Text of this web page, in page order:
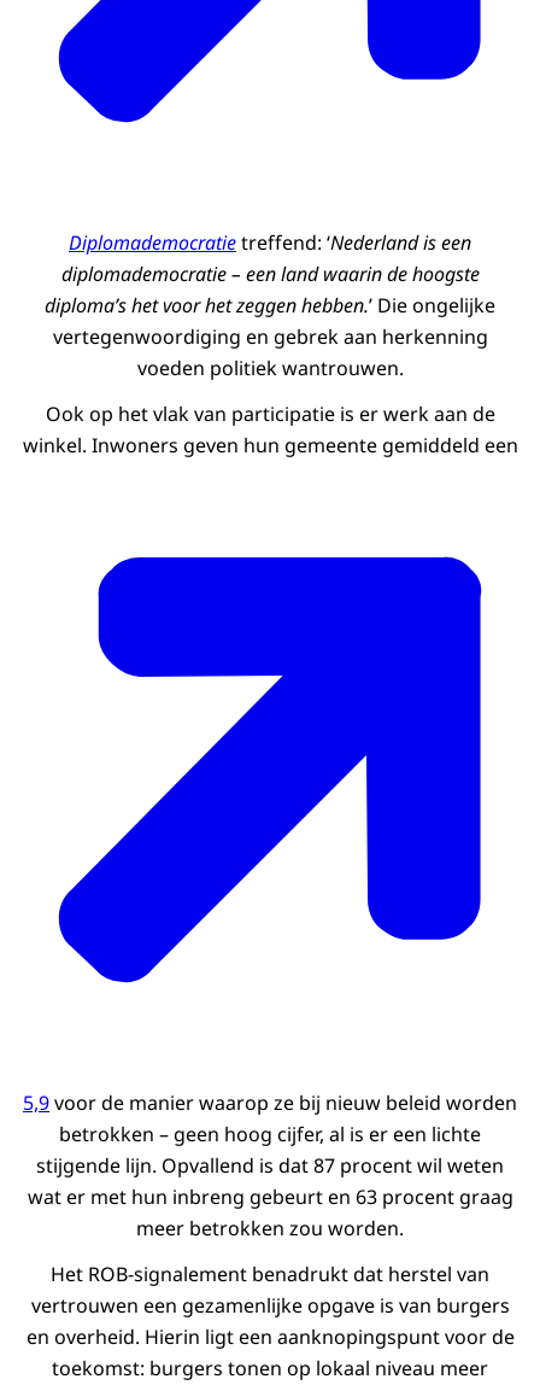
Diplomademocratietreffend: ‘Nederland is een
diplomademocratie – een land waarin de hoogste
diploma’s het voor het zeggen hebben.’ Die ongelijke
vertegenwoordiging en gebrek aan herkenning
voeden politiek wantrouwen.
Ook op het vlak van participatie is er werk aan de
winkel. Inwoners geven hun gemeente gemiddeld een
5,9voor de manier waarop ze bij nieuw beleid worden
betrokken – geen hoog cijfer, al is er een lichte
stijgende lijn. Opvallend is dat 87 procent wil weten
wat er met hun inbreng gebeurt en 63 procent graag
meer betrokken zou worden.
Het ROB-signalement benadrukt dat herstel van
vertrouwen een gezamenlijke opgave is van burgers
en overheid. Hierin ligt een aanknopingspunt voor de
toekomst: burgers tonen op lokaal niveau meer